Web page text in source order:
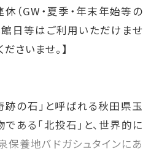
（GW・夏季・年末年始等の
日等はご利用いただけませ
さいませ。】
跡の石」と呼ばれる秋田県玉
ある「北投石」と、世界的に
保養地バドガシュタインにあ